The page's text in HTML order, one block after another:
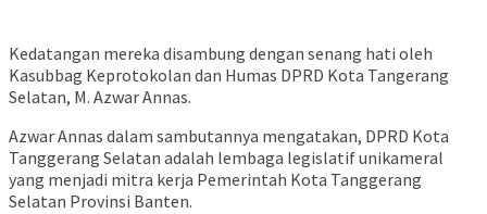
Kedatangan mereka disambung dengan senang hati oleh
Kasubbag Keprotokolan dan Humas DPRD Kota Tangerang
Selatan, M. Azwar Annas.
Azwar Annas dalam sambutannya mengatakan, DPRD Kota
Tanggerang Selatan adalah lembaga legislatif unikameral
yang menjadi mitra kerja Pemerintah Kota Tanggerang
Selatan Provinsi Banten.